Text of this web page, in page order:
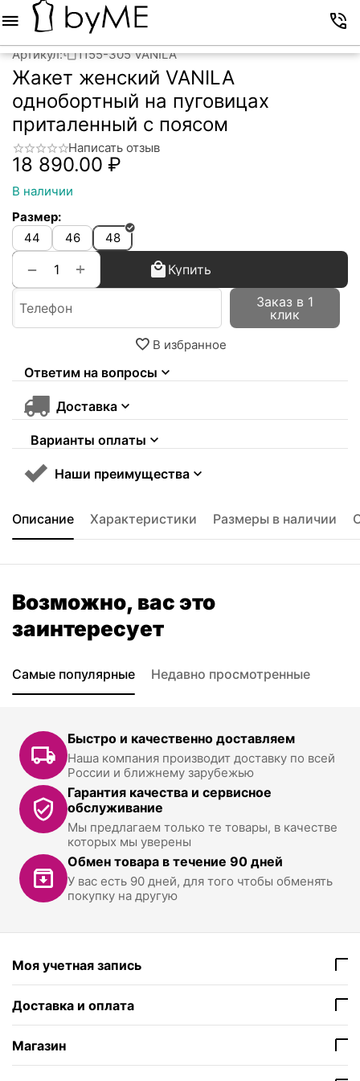
Артикул: 1155-305 VANILA
Жакет женский VANILA
однобортный на пуговицах
приталенный с поясом
Написать отзыв
18 890.00 ₽
В наличии
Размер:
44
46 48
+
−
Купить
Заказ в 1
клик
В избранное
Ответим на вопросы
Доставка
Варианты оплаты
Наши преимущества
Описание Характеристики Размеры в наличии
Возможно, вас это
заинтересует
Самые популярные Недавно просмотренные
Быстро и качественно доставляем
Наша компания производит доставку по всей
России и ближнему зарубежью
Гарантия качества и сервисное
обслуживание
Мы предлагаем только те товары, в качестве
которых мы уверены
Обмен товара в течение 90 дней
У вас есть 90 дней, для того чтобы обменять
покупку на другую
Моя учетная запись
Доставка и оплата
Магазин
Меню Корзина Контакты